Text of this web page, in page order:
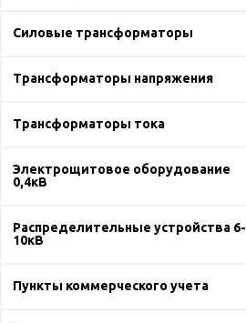
Силовые трансформаторы
Трансформаторы напряжения
Трансформаторы тока
Электрощитовое оборудование
0,4кВ
Распределительные устройства 6-
10кВ
Пункты коммерческого учета